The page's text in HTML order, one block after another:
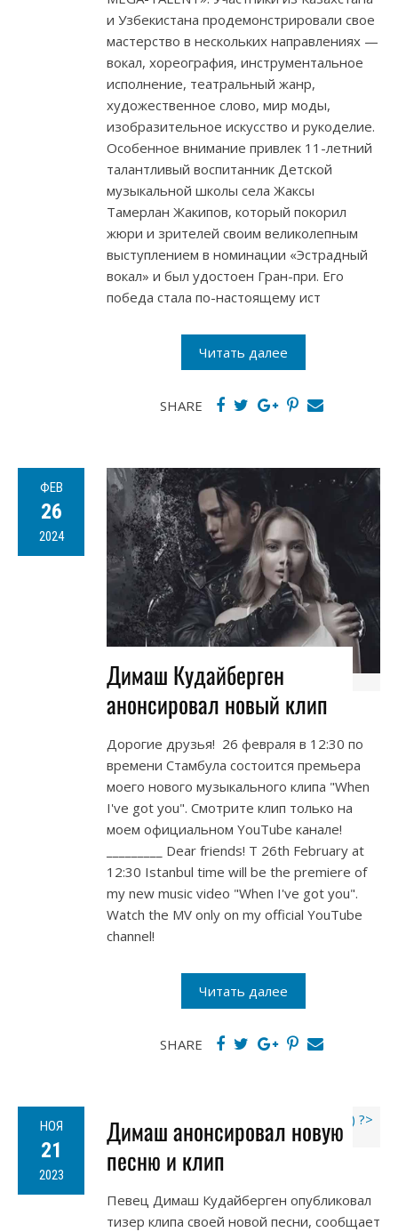
и Узбекистана продемонстрировали свое
мастерство в нескольких направлениях —
вокал, хореография, инструментальное
исполнение, театральный жанр,
художественное слово, мир моды,
изобразительное искусство и рукоделие.
Особенное внимание привлек 11-летний
талантливый воспитанник Детской
музыкальной школы села Жаксы
Тамерлан Жакипов, который покорил
жюри и зрителей своим великолепным
выступлением в номинации «Эстрадный
вокал» и был удостоен Гран-при. Его
победа стала по-настоящему ист
Читать далее
SHARE
ФЕВ
26
2024
Димаш Кудайберген
анонсировал новый клип
Дорогие друзья! 26 февраля в 12:30 по
времени Стамбула состоится премьера
моего нового музыкального клипа "When
I've got you". Смотрите клип только на
моем официальном YouTube канале!
_________ Dear friends! T 26th February at
12:30 Istanbul time will be the premiere of
my new music video "When I've got you".
Watch the MV only on my official YouTube
channel!
Читать далее
SHARE
НОЯ
21
2023
Димаш анонсировал новую
песню и клип
Певец Димаш Кудайберген опубликовал
тизер клипа своей новой песни, сообщает